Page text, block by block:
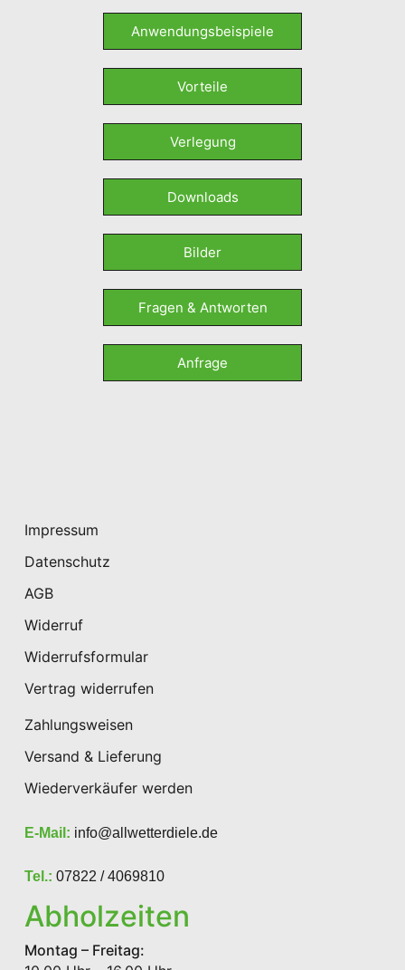
Anwendungsbeispiele
Vorteile
Verlegung
Downloads
Bilder
Fragen & Antworten
Anfrage
Impressum
Datenschutz
AGB
Widerruf
Widerrufsformular
Vertrag widerrufen
Zahlungsweisen
Versand & Lieferung
Wiederverkäufer werden
E-Mail: info@allwetterdiele.de
Tel.: 07822 / 4069810
Abholzeiten
Montag – Freitag: